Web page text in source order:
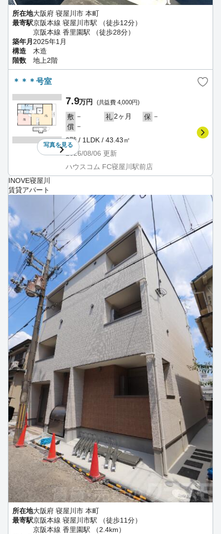
所在地大阪府 寝屋川市 本町
最寄駅京阪本線 寝屋川市駅 （徒歩12分）
京阪本線 香里園駅 （徒歩28分）
築年月2025年1月
構造
木造
階数
地上2階
＊＊＊号室
写真を見る
7.9万円 (共益費 4,000円)
敷 － 礼 2ヶ月 保 －
償 －
2階 / 1LDK / 43.43㎡
2026/08/06 更新
ハウスコム FC寝屋川駅前店
INOVE寝屋川
賃貸アパート
所在地大阪府 寝屋川市 本町
最寄駅京阪本線 寝屋川市駅 （徒歩11分）
京阪本線 香里園駅 （2.4km）